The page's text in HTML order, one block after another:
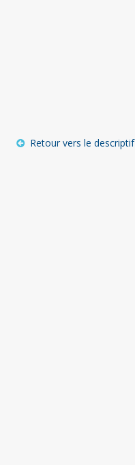
Retour vers le descriptif